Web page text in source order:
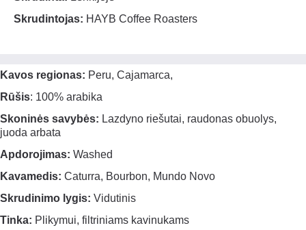
Skrudintojas: HAYB Coffee Roasters
Kavos regionas: Peru, Cajamarca,
Rūšis: 100% arabika
Skoninės savybės: Lazdyno riešutai, raudonas obuolys,
juoda arbata
Apdorojimas: Washed
Kavamedis: Caturra, Bourbon, Mundo Novo
Skrudinimo lygis: Vidutinis
Tinka: Plikymui, filtriniams kavinukams